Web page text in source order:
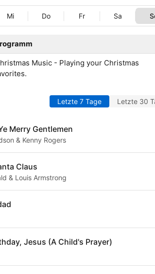
Mi Do Fr Sa
Music - Playing your Christmas
Letzte 7 Tage Letzte 30
Merry Gentlemen
& Kenny Rogers
Claus
& Louis Armstrong
Jesus (A Child's Prayer)